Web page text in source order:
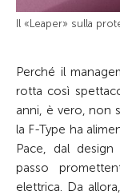
Il «Leaper» sulla
Perché il
rotta così
anni, è vero, non
la F-Type ha
Pace, dal
passo
elettrica. Da